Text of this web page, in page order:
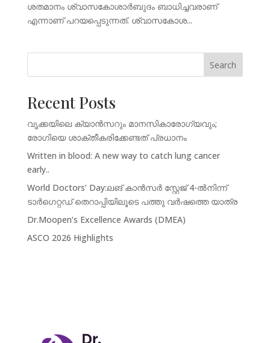
ശതമാനം ശ്വാസകോശാര്‍ബുദം ബാധിച്ചവരാണ്
എന്നാണ് പറയപ്പെടുന്നത്. ശ്വാസകോശ...
Search
Recent Posts
വൃക്കയിലെ ക്യാൻസറും മാനസികാരോഗ്യവും;
രോഗിയെ ശാക്തീകരിക്കേണ്ടത് പ്രധാനം
Written in blood: A new way to catch lung cancer
early..
World Doctors’ Day:ലങ് കാൻസർ സ്റ്റേജ് 4-ൽനിന്ന്‌
ടാർഗെറ്റഡ് തെറാപ്പിയിലൂടെ പത്തു വർഷത്തെ യാത്ര
Dr.Moopen’s Excellence Awards (DMEA)
ASCO 2026 Highlights